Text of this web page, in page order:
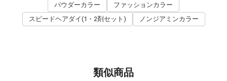
パウダーカラー
ファッションカラー
スピードヘアダイ(1・2剤セット)
ノンジアミンカラー
類似商品